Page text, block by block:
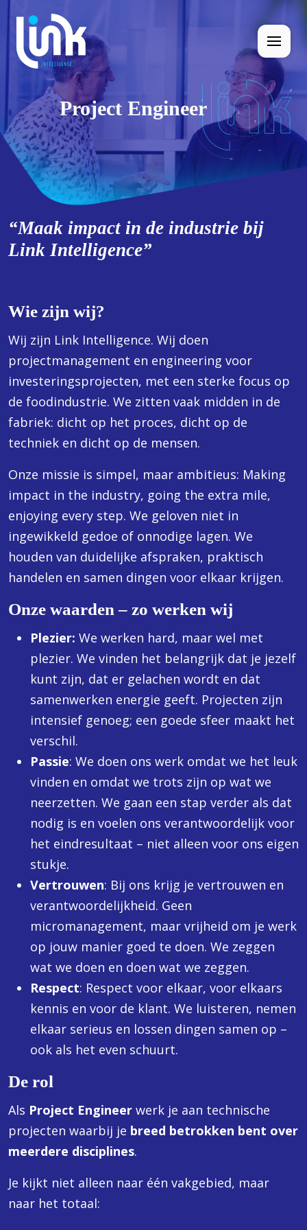
Project Engineer
“Maak impact in de industrie bij
Link Intelligence”
Wie zijn wij?
Wij zijn Link Intelligence. Wij doen
projectmanagement en engineering voor
investeringsprojecten, met een sterke focus op
de foodindustrie. We zitten vaak midden in de
fabriek: dicht op het proces, dicht op de
techniek en dicht op de mensen.
Onze missie is simpel, maar ambitieus: Making
impact in the industry, going the extra mile,
enjoying every step. We geloven niet in
ingewikkeld gedoe of onnodige lagen. We
houden van duidelijke afspraken, praktisch
handelen en samen dingen voor elkaar krijgen.
Onze waarden – zo werken wij
Plezier: We werken hard, maar wel met
plezier. We vinden het belangrijk dat je jezelf
kunt zijn, dat er gelachen wordt en dat
samenwerken energie geeft. Projecten zijn
intensief genoeg; een goede sfeer maakt het
verschil.
Passie: We doen ons werk omdat we het leuk
vinden en omdat we trots zijn op wat we
neerzetten. We gaan een stap verder als dat
nodig is en voelen ons verantwoordelijk voor
het eindresultaat – niet alleen voor ons eigen
stukje.
Vertrouwen: Bij ons krijg je vertrouwen en
verantwoordelijkheid. Geen
micromanagement, maar vrijheid om je werk
op jouw manier goed te doen. We zeggen
wat we doen en doen wat we zeggen.
Respect: Respect voor elkaar, voor elkaars
kennis en voor de klant. We luisteren, nemen
elkaar serieus en lossen dingen samen op –
ook als het even schuurt.
De rol
Als Project Engineer werk je aan technische
projecten waarbij je breed betrokken bent over
meerdere disciplines.
Je kijkt niet alleen naar één vakgebied, maar
naar het totaal: